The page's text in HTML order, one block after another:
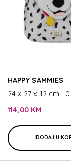
HAPPY SAMMIES
24 x 27 x 12 cm |
114,00 KM
DODAJ U